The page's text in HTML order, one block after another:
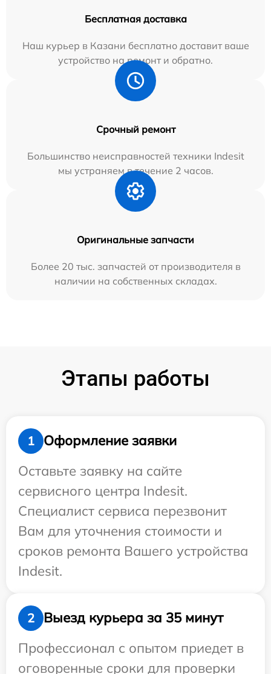
Бесплатная доставка
Наш курьер в Казани бесплатно доставит ваше
устройство на ремонт и обратно.
Срочный ремонт
Большинство неисправностей техники Indesit
мы устраняем в течение 2 часов.
Оригинальные запчасти
Более 20 тыс. запчастей от производителя в
наличии на собственных складах.
Этапы работы
1
Оформление заявки
Оставьте заявку на сайте
сервисного центра Indesit.
Специалист сервиса перезвонит
Вам для уточнения стоимости и
сроков ремонта Вашего устройства
Indesit.
2
Выезд курьера за 35 минут
Профессионал с опытом приедет в
оговоренные сроки для проверки